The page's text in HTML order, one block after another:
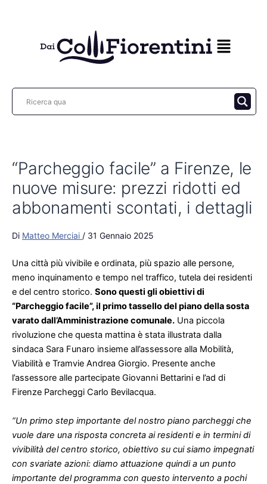
“Parcheggio facile” a Firenze, le
nuove misure: prezzi ridotti ed
abbonamenti scontati, i dettagli
Di Matteo Merciai / 31 Gennaio 2025
Una città più vivibile e ordinata, più spazio alle persone,
meno inquinamento e tempo nel traffico, tutela dei residenti
e del centro storico. Sono questi gli obiettivi di
“Parcheggio facile”, il primo tassello del piano della sosta
varato dall’Amministrazione comunale. Una piccola
rivoluzione che questa mattina è stata illustrata dalla
sindaca Sara Funaro insieme all’assessore alla Mobilità,
Viabilità e Tramvie Andrea Giorgio. Presente anche
l’assessore alle partecipate Giovanni Bettarini e l’ad di
Firenze Parcheggi Carlo Bevilacqua.
“Un primo step importante del nostro piano parcheggi che
vuole dare una risposta concreta ai residenti e in termini di
vivibilità del centro storico, obiettivo su cui siamo impegnati
con svariate azioni: diamo attuazione quindi a un punto
importante del programma con questo intervento a pochi